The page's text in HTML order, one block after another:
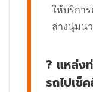
ให้บริกา
ล่างนุ่มน
? แหล่ง
รถไปเช็